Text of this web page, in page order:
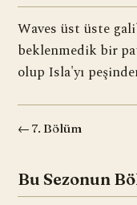
Waves üst üste
beklenmedik bir
olup Isla'yı
← 7. Bölüm
Bu Sezonun